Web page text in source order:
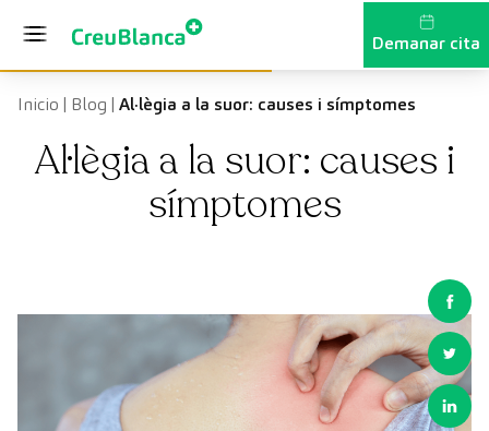
Demanar cita
Inicio | Blog | Al·lègia a la suor: causes i símptomes
Al·lègia a la suor: causes i
símptomes